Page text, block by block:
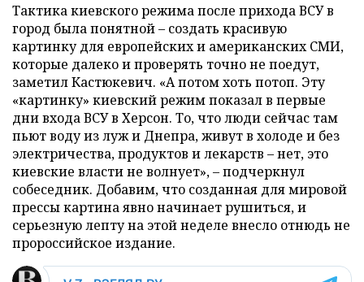
Тактика киевского режима после прихода ВСУ в
город была понятной – создать красивую
картинку для европейских и американских СМИ,
которые далеко и проверять точно не поедут,
заметил Кастюкевич. «А потом хоть потоп. Эту
«картинку» киевский режим показал в первые
дни входа ВСУ в Херсон. То, что люди сейчас там
пьют воду из луж и Днепра, живут в холоде и без
электричества, продуктов и лекарств – нет, это
киевские власти не волнует», – подчеркнул
собеседник. Добавим, что созданная для мировой
прессы картина явно начинает рушиться, и
серьезную лепту на этой неделе внесло отнюдь не
пророссийское издание.